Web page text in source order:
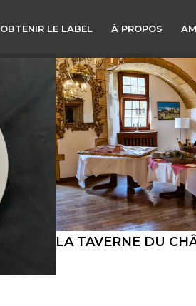
OBTENIR LE LABEL À PROPOS
LA TAVERNE DU